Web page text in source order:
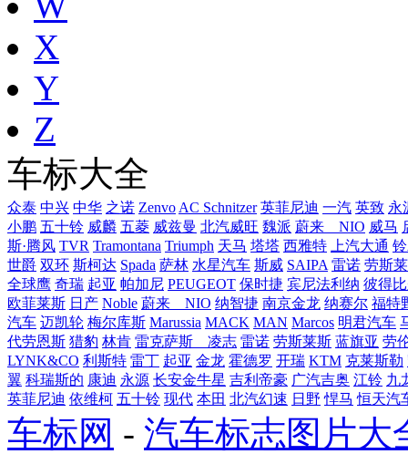
X
Y
Z
车标大全
众泰 中兴 中华 之诺 Zenvo AC Schnitzer 英菲尼迪 一汽 英致 永
小鹏 五十铃 威麟 五菱 威兹曼 北汽威旺 魏派 蔚来 NIO 威马
斯·腾风 TVR Tramontana Triumph 天马 塔塔 西雅特 上汽大通
世爵 双环 斯柯达 Spada 萨林 水星汽车 斯威 SAIPA 雷诺 劳斯
全球鹰 奇瑞 起亚 帕加尼 PEUGEOT 保时捷 宾尼法利纳 彼得
欧菲莱斯 日产 Noble 蔚来 NIO 纳智捷 南京金龙 纳赛尔 福特
汽车 迈凯轮 梅尔库斯 Marussia MACK MAN Marcos 明君汽车
代劳恩斯 猎豹 林肯 雷克萨斯 凌志 雷诺 劳斯莱斯 蓝旗亚 劳
LYNK&CO 利斯特 雷丁 起亚 金龙 霍德罗 开瑞 KTM 克莱斯勒
翼 科瑞斯的 康迪 永源 长安金牛星 吉利帝豪 广汽吉奥 江铃 九
英菲尼迪 依维柯 五十铃 现代 本田 北汽幻速 日野 悍马 恒天汽
车标网 - 汽车标志图片大